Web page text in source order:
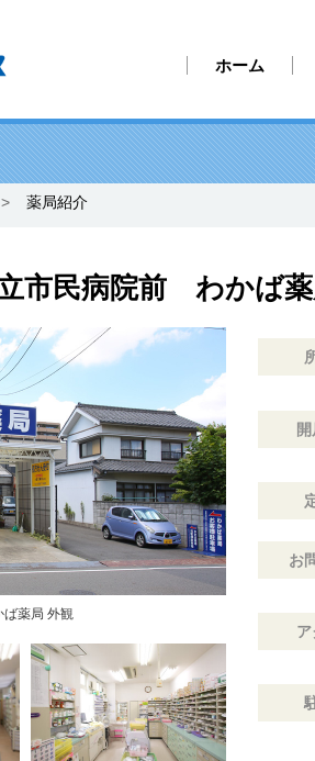
ホーム
> 薬局紹介
市民病院前 わかば
ば薬局 外観
お
ア